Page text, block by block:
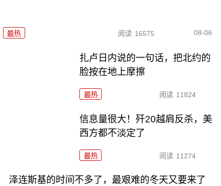
最热 阅读 16575 08-06
扎卢日内说的一句话，把北约的
脸按在地上摩擦
最热 阅读 11824
信息量很大！歼20越肩反杀，美
西方都不淡定了
最热 阅读 11274
泽连斯基的时间不多了，最艰难的冬天又要来了